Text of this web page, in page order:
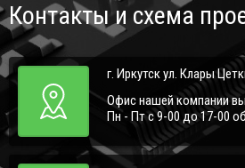
Контакты и схема
г. Иркутск ул. Клары
Офис нашей компании
Пн - Пт с 9-00 до 17-00